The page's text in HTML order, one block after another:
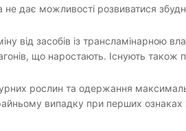
не дає можливості розвиватися
від засобів із трансламінарною
що наростають. Існують також
рослин та одержання
випадку при перших ознаках